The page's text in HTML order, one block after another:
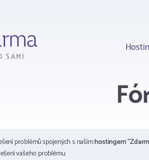
SAMI
problémů spojených s našímhostingem
vašeho problému.